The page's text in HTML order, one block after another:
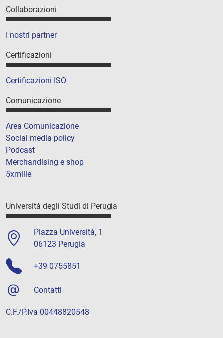
Collaborazioni
I nostri partner
Certificazioni
Certificazioni ISO
Comunicazione
Area Comunicazione
Social media policy
Podcast
Merchandising e shop
5xmille
Università degli Studi di Perugia
Piazza Università, 1
06123 Perugia
+39 0755851
Contatti
C.F./P.Iva 00448820548